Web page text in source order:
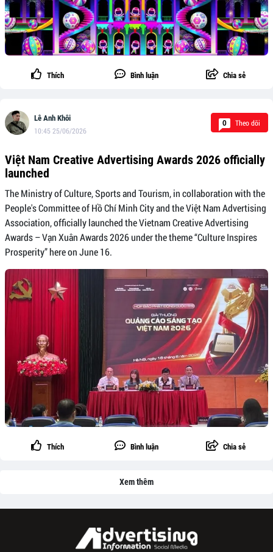
Thích Bình luận Chia sẻ
Lê Anh Khôi
10:45 25/06/2026
0 Theo dõi
Việt Nam Creative Advertising Awards 2026 officially
launched
The Ministry of Culture, Sports and Tourism, in collaboration with the
People's Committee of Hồ Chí Minh City and the Việt Nam Advertising
Association, officially launched the Vietnam Creative Advertising
Awards – Vạn Xuân Awards 2026 under the theme “Culture Inspires
Prosperity” here on June 16.
Thích Bình luận Chia sẻ
Xem thêm